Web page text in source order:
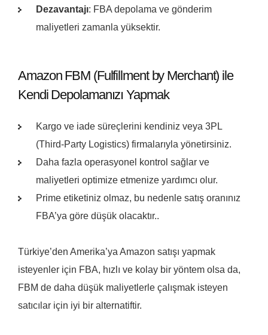
Dezavantajı: FBA depolama ve gönderim
maliyetleri zamanla yüksektir.
Amazon FBM (Fulfillment by Merchant) ile
Kendi Depolamanızı Yapmak
Kargo ve iade süreçlerini kendiniz veya 3PL
(Third-Party Logistics) firmalarıyla yönetirsiniz.
Daha fazla operasyonel kontrol sağlar ve
maliyetleri optimize etmenize yardımcı olur.
Prime etiketiniz olmaz, bu nedenle satış oranınız
FBA’ya göre düşük olacaktır..
Türkiye’den Amerika’ya Amazon satışı yapmak
isteyenler için FBA, hızlı ve kolay bir yöntem olsa da,
FBM de daha düşük maliyetlerle çalışmak isteyen
satıcılar için iyi bir alternatiftir.